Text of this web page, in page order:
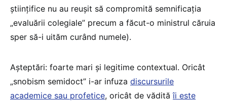
științifice nu au reușit să compromită semnificația
„evaluării colegiale” precum a făcut-o ministrul căruia
sper să-i uităm curând numele).
Așteptări: foarte mari și legitime contextual. Oricât
„snobism semidoct” i-ar infuza discursurile
academice sau profetice, oricât de vădităîi este